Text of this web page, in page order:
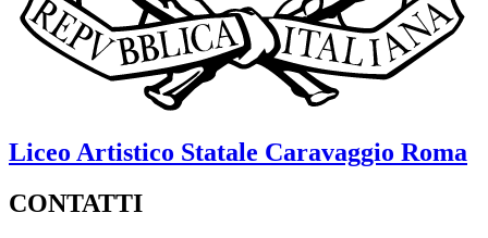
Liceo Artistico Statale Caravaggio Roma
CONTATTI